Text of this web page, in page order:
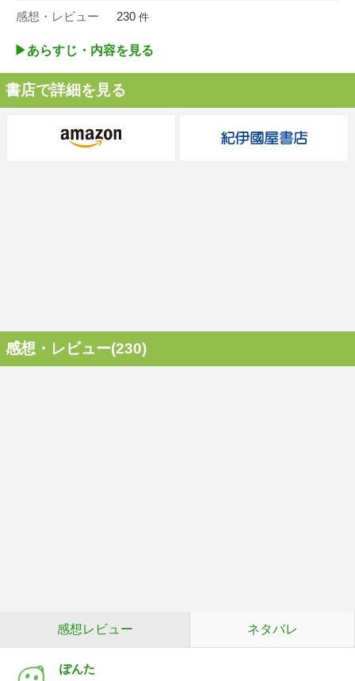
感想・レビュー 230 件
▶︎あらすじ・内容を見る
書店で詳細を見る
感想・レビュー(230)
感想レビュー ネタバレ
ぽんた